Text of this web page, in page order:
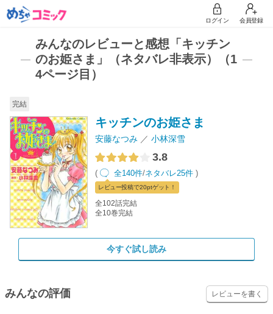
ログイン 会員登録
みんなのレビューと感想「キッチン
のお姫さま」（ネタバレ非表示）（1
4ページ目）
完結
キッチンのお姫さま
安藤なつみ 小林深雪
3.8
( 全140件/ネタバレ25件 )
レビュー投稿で20ptゲット！
全102話完結
全10巻完結
今すぐ試し読み
みんなの評価 レビューを書く